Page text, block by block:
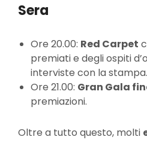
Sera
Ore 20.00: Red Carpet
premiati e degli ospiti
interviste con la stampa.
Ore 21.00: Gran Gala
premiazioni.
Oltre a tutto questo, molti